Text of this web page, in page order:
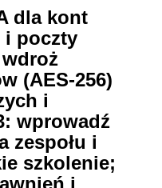
dla kont
i poczty
(AES-256)
i
wprowadź
zespołu i
szkolenie;
i